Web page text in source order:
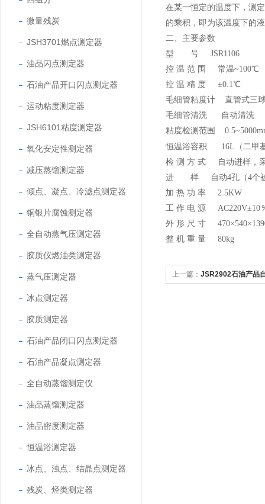
微量残炭
JSH3701燃点测定器
油品闪点测定器
石油产品开口闪点测定器
运动粘度测定器
JSH6101粘度测定器
氧化安定性测定器
减压蒸馏测定器
倾点、凝点、冷滤点测定器
铜银片腐蚀测定器
全自动蒸气压测定器
胶质仪燃油类测定器
蒸气压测定器
冰点测定器
胶质测定器
石油产品闭口闪点测定器
石油产品凝点测定器
全自动蒸馏测定仪
油品蒸馏测定器
油品密度测定器
恒温浴测定器
冰点、浊点、结晶点测定器
残炭、烃类测定器
在某一恒定的温度下，测
的乘积，即为该温度下的
二、主要参数
型 号 JSR1106
控 温 范 围 常温~100℃
控 温 精 度 ±0.1℃
毛细管粘度计 直管式三
毛细管清洗 自动清洗
粘度检测范围
恒温浴容积 16L（二甲
检 测 方 式 自动进样，采
进 样 自动4孔（4个被
加 热 功 率 2.5KW
工 作 电 源 AC220V±10
外 形 尺 寸
整 机 重 量 80kg
上一篇： JSR2902石油产品